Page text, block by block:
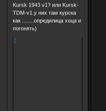
Kursk 1943 v1? или Kursk-
TDM-v1.у них там курска
как ........опредилица хоца и
погонять)
0